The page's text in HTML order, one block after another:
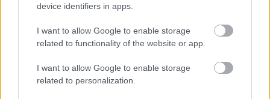
device identifiers in apps.
I want to allow Google to enable storage
related to functionality of the website or app.
I want to allow Google to enable storage
related to personalization.
Κινητικά
I said a-boom-chick-a-boom! I said a-boom-chick-a-boom! I said a-
boom-chick-a-rock-a-chick-a-rock-a-chick-a-boom! Uh-huh! On
Yeah! One more time! French time! ………………………….